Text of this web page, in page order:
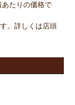
あたりの価格で
。詳しくは店頭